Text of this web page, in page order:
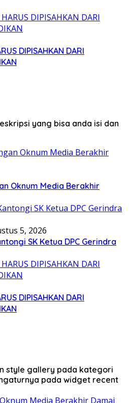
DIPISAHKAN DARI
yang bisa anda isi dan
Oknum Media Berakhir
5, 2026
SK Ketua DPC Gerindra
DIPISAHKAN DARI
style gallery pada kategori
pada widget recent